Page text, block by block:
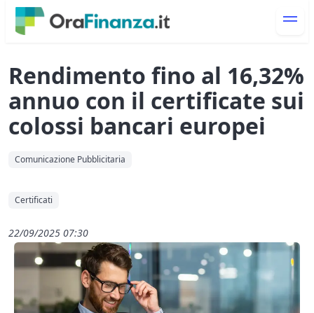
Rendimento fino al 16,32%
annuo con il certificate sui
colossi bancari europei
Comunicazione Pubblicitaria
Certificati
22/09/2025 07:30